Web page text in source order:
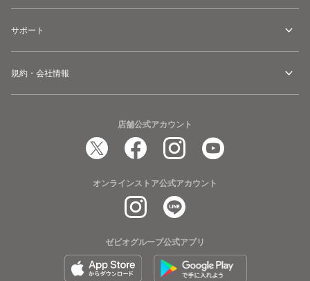
サポート
規約・会社情報
店舗公式アカウント
オンラインストア公式アカウント
ゼビオグループ公式アプリ